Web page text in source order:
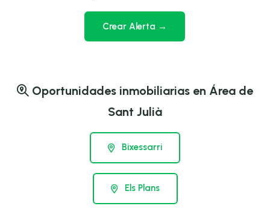
Crear Alerta →
Oportunidades inmobiliarias en Área de
Sant Julià
Bixessarri
Els Plans